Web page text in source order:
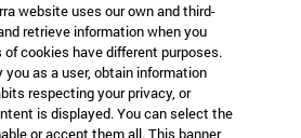
website uses our own and third-
retrieve information when you
cookies have different purposes.
as a user, obtain information
respecting your privacy, or
is displayed. You can select the
or accept them all. This banner